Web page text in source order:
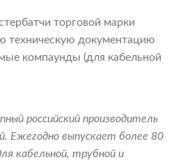
торговой марки
техническую документацию
компаунды (для кабельной
российский производитель
Ежегодно выпускает более 80
кабельной, трубной и